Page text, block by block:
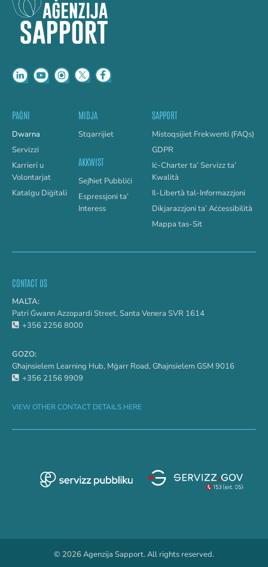
PAĠNI
Dwarna
Servizzi
Karrieri u
Volontarjat
Katalgu Diġitali
MIDJA
Stqarrijiet
AKKWIST
Sejħiet Pubbliċi
Espressjoni ta’
Interess
SAPPORT
Mistoqsijiet Frekwenti (FAQs)
GDPR
Iċ-Charter ta’ Servizz ta’
Kwalità
Il-Libertà tal-Informazzjoni
Dikjarazzjoni ta’ Aċċessibilità
Mappa tas-Sit
CONTACT US
MALTA:
Patri Ġwann Azzopardi Street, Santa Venera SVR 1614
+356 2256 8000
GOZO:
Għajnsielem Learning Hub, Mġarr Road, Għajnsielem GSM 9016
+356 2156 9909
VIEW OTHER CONTACT DETAILS HERE
© 2026 Agenzija Sapport. All rights reserved.